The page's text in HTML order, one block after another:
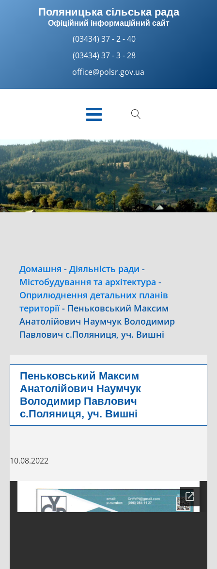
Поляницька сільська рада
Офіційний інформаційний сайт
(03434) 37 - 2 - 40
(03434) 37 - 3 - 28
office@polsr.gov.ua
Домашня - Діяльність ради -
Містобудування та архітектура -
Оприлюднення детальних планів
території- Пеньковський Максим
Анатолійович Наумчук Володимир
Павлович с.Поляниця, уч. Вишні
Пеньковський Максим
Анатолійович Наумчук
Володимир Павлович
с.Поляниця, уч. Вишні
10.08.2022